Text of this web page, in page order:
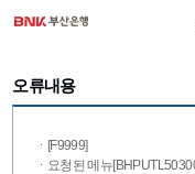
오류내용
[F9999]
요청된 메뉴